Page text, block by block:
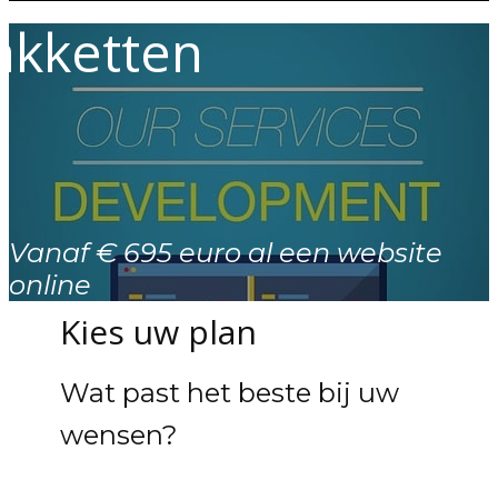
Vanaf € 695 euro al een website
online
Kies uw plan
Wat past het beste bij uw
wensen?